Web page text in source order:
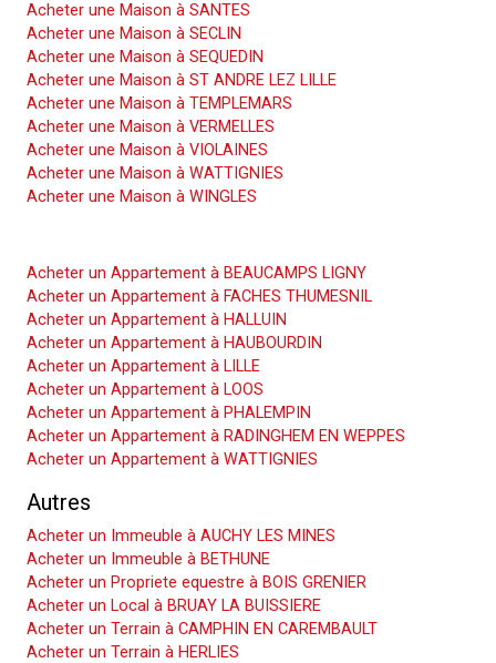
Acheter une Maison à SANTES
Acheter une Maison à SECLIN
Acheter une Maison à SEQUEDIN
Acheter une Maison à ST ANDRE LEZ LILLE
Acheter une Maison à TEMPLEMARS
Acheter une Maison à VERMELLES
Acheter une Maison à VIOLAINES
Acheter une Maison à WATTIGNIES
Acheter une Maison à WINGLES
Acheter un Appartement à BEAUCAMPS LIGNY
Acheter un Appartement à FACHES THUMESNIL
Acheter un Appartement à HALLUIN
Acheter un Appartement à HAUBOURDIN
Acheter un Appartement à LILLE
Acheter un Appartement à LOOS
Acheter un Appartement à PHALEMPIN
Acheter un Appartement à RADINGHEM EN WEPPES
Acheter un Appartement à WATTIGNIES
Autres
Acheter un Immeuble à AUCHY LES MINES
Acheter un Immeuble à BETHUNE
Acheter un Propriete equestre à BOIS GRENIER
Acheter un Local à BRUAY LA BUISSIERE
Acheter un Terrain à CAMPHIN EN CAREMBAULT
Acheter un Terrain à HERLIES